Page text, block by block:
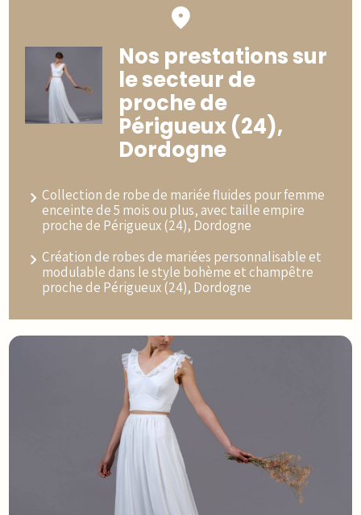
Nos prestations sur
le secteur de
proche de
Périgueux (24),
Dordogne
Collection de robe de mariée fluides pour femme
enceinte de 5 mois ou plus, avec taille empire
proche de Périgueux (24), Dordogne
Création de robes de mariées personnalisable et
modulable dans le style bohème et champêtre
proche de Périgueux (24), Dordogne